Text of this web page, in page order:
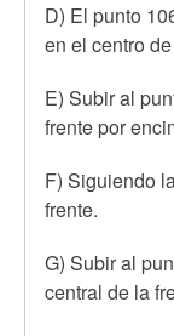
D) El punto
en el centro
E) Subir al
frente por
F) Siguiendo
frente.
G) Subir al
central de la